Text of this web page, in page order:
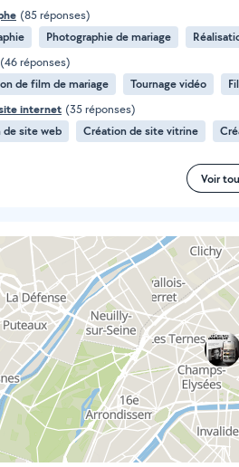
(85 réponses)
Photographie de mariage
(46 réponses)
de film de mariage
Tournage vidéo
internet (35 réponses)
de site web
Création de site vitrine
Voir